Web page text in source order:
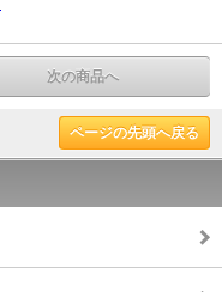
次の商品へ
ページの先頭へ戻る